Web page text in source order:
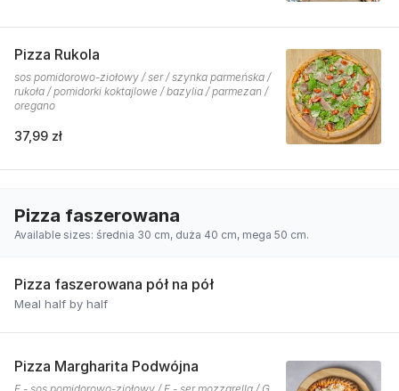
Pizza Rukola
sos pomidorowo-ziołowy / ser / szynka parmeńska /
rukoła / pomidorki koktajlowe / bazylia / parmezan /
oregano
37,99 zł
Pizza faszerowana
Available sizes: średnia 30 cm, duża 40 cm, mega 50 cm.
Pizza faszerowana pół na pół
Meal half by half
Pizza Margharita Podwójna